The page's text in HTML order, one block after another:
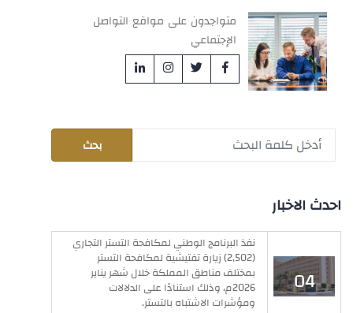
متواجدون على مواقع التواصل
الإجتماعي
احدث الاخبار
04
فبراير
نفذ البرنامج الوطني لمكافحة التستر التجاري
(2,502) زيارة تفتيشية لمكافحة التستر
بمختلف مناطق المملكة خلال شهر يناير
2026م، وذلك استنادًا على الدلالات
ومؤشرات الاشتباه بالتستر.